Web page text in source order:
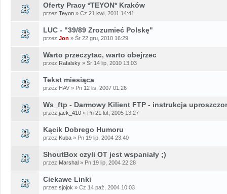
Oferty Pracy *TEYON* Kraków
przez Teyon » Cz 21 kwi, 2011 14:41
LUC - "39/89 Zrozumieć Polskę"
przez Jon » Śr 22 gru, 2010 16:29
Warto przeczytac, warto obejrzec
przez Rafalsky » Śr 14 lip, 2010 13:03
Tekst miesiąca
przez HAV » Pn 12 lis, 2007 01:26
Ws_ftp - Darmowy Kilient FTP - instrukcja
przez jack_410 » Pn 21 lut, 2005 13:27
Kącik Dobrego Humoru
przez Kuba » Pn 19 lip, 2004 23:40
ShoutBox czyli OT jest wspaniały ;)
przez Marshal » Pn 19 lip, 2004 22:28
Ciekawe Linki
przez sjojok » Cz 14 paź, 2004 10:03